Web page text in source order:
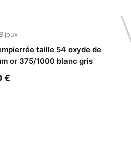
Bijoux
taille 54 oxyde de
or 375/1000 blanc gris
€